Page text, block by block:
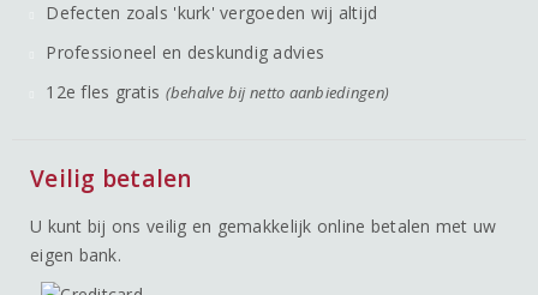
Defecten zoals 'kurk' vergoeden wij altijd
Professioneel en deskundig advies
12e fles gratis (behalve bij netto aanbiedingen)
Veilig betalen
U kunt bij ons veilig en gemakkelijk online betalen met uw
eigen bank.